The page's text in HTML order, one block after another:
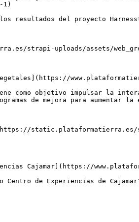
1)
los resultados del proyecto
strapi-uploads/assets/
tiene como objetivo impulsar la
de mejora para
static.plataformatierra.es/
Cajamar](https://
Centro de Experiencias de